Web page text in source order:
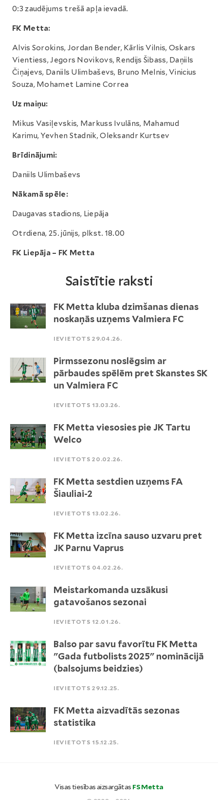
0:3 zaudējums trešā apļa ievadā.
FK Metta:
Alvis Sorokins, Jordan Bender, Kārlis Vilnis, Oskars
Vientiess, Jegors Novikovs, Rendijs Šibass, Daņiils
Čiņajevs, Daniils Ulimbaševs, Bruno Melnis, Vinicius
Souza, Mohamet Lamine Correa
Uz maiņu:
Mikus Vasiļevskis, Markuss Ivulāns, Mahamud
Karimu, Yevhen Stadnik, Oleksandr Kurtsev
Brīdinājumi:
Daniils Ulimbaševs
Nākamā spēle:
Daugavas stadions, Liepāja
Otrdiena, 25. jūnijs, plkst. 18.00
FK Liepāja – FK Metta
Saistītie raksti
FK Metta kluba dzimšanas dienas
noskaņās uzņems Valmiera FC
IEVIETOTS 29.04.26.
Pirmssezonu noslēgsim ar
pārbaudes spēlēm pret Skanstes SK
un Valmiera FC
IEVIETOTS 13.03.26.
FK Metta viesosies pie JK Tartu
Welco
IEVIETOTS 20.02.26.
FK Metta sestdien uzņems FA
Šiauliai-2
IEVIETOTS 13.02.26.
FK Metta izcīna sauso uzvaru pret
JK Parnu Vaprus
IEVIETOTS 04.02.26.
Meistarkomanda uzsākusi
gatavošanos sezonai
IEVIETOTS 12.01.26.
Balso par savu favorītu FK Metta
"Gada futbolists 2025" nominācijā
(balsojums beidzies)
IEVIETOTS 29.12.25.
FK Metta aizvadītās sezonas
statistika
IEVIETOTS 15.12.25.
Visas tiesības aizsargātas FS Metta